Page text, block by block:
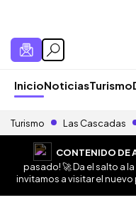
InicioNoticiasTurismo
Turismo Las Cascadas
CONTENIDO DE
pasado! 🚀 Da el salto a
invitamos a visitar el